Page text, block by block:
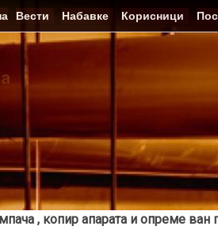
Вести Набавке Корисници
, копир апарата и опреме ван